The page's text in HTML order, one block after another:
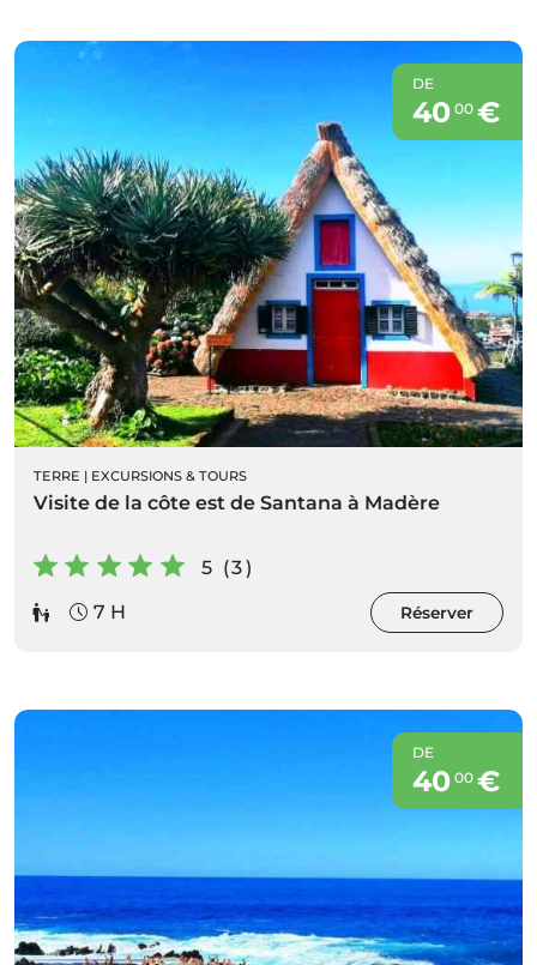
DE
40 00€
TERRE | EXCURSIONS & TOURS
Visite de la côte est de Santana à Madère
5 (3)
7 H
Réserver
DE
40 00€